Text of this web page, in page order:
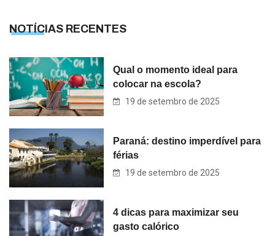
NOTÍCIAS RECENTES
Qual o momento ideal para
colocar na escola?
19 de setembro de 2025
Paraná: destino imperdível para
férias
19 de setembro de 2025
4 dicas para maximizar seu
gasto calórico